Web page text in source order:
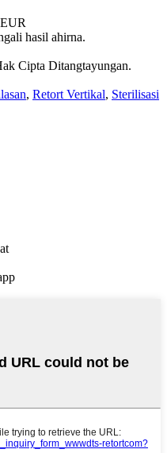
hasil ahirna.
Cipta Ditangtayungan.
, Retort Vertikal, Sterilisasi